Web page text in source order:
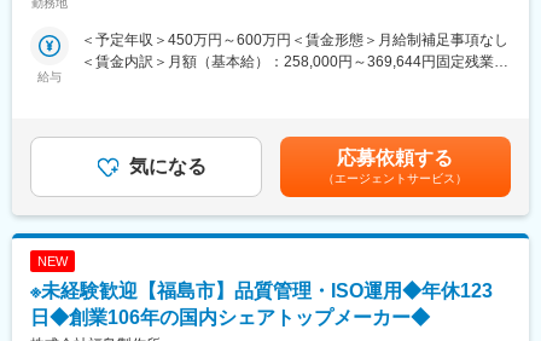
【ワークライフバランスが整う環境】
◎みなし公務員とも呼ばれるのが発注者支援業務です！
なり、働きやすい環境が用意されています！
◎官公庁は「働き方改革」を推進する立場にあるので、残業は少
ない傾向です！社内・社外業務比率もほぼ50:50と、室内での事務
業務が多いのも特徴です！
インフラなど大規模な案件を担当することが多く、公共工事が円
滑に進むよう施工管理や資料作成業務などを担当していただきま
国や都道府県、政令都市など官公庁が発注する公共事業（河川・
道路工事等）の発注業務をサポートすることです。
工事の積算や検査などの業務を公務員に代わって行うことで、ワ
ークライフバランス良く働くことが可能です。
・公共事業における各種資料作成や工事費用の算出補助
・工事を実行するために必要な資料作成
・工事の施工状況チェック
勤務地
給与
＜予定年収＞450万円～600万円＜賃金形態＞月給制補足事項なし
＜賃金内訳＞月額（基本給）：258,000円～369,644円固定残業手
＞■昇給：年1回（7月）■賞与：年2回（6月、12月）※正社員移行
前は毎月手当として支給（年間で見た受給金額に影響が出ないよ
う考慮あり）■モデル年収：540万円／35歳・経験10年…月額35
万円＋残業手当・一律手当600万円／40歳・経験15年…月額37万
円＋残業手当・一律手当賃金はあくまでも目安の金額であり、選
めた表記です。
気になる 応募依頼する
（エージェントサービス）
NEW
※未経験歓迎【福島市】品質管理・ISO運用◆年休123
日◆創業106年の国内シェアトップメーカー◆